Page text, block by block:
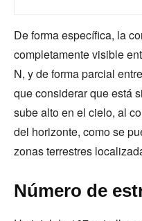
De forma específica, la
completamente visible
N, y de forma parcial
que considerar que está
sube alto en el cielo, al
del horizonte, como se
zonas terrestres
Número de